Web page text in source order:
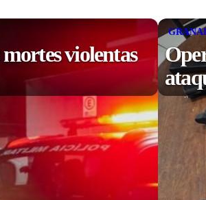
violentas